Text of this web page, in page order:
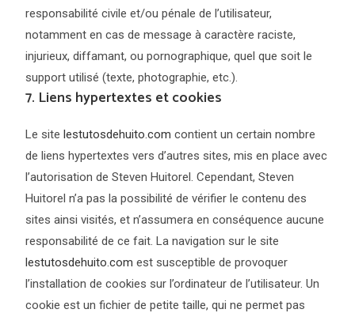
responsabilité civile et/ou pénale de l’utilisateur,
notamment en cas de message à caractère raciste,
injurieux, diffamant, ou pornographique, quel que soit le
support utilisé (texte, photographie, etc.).
7. Liens hypertextes et cookies
Le sitelestutosdehuito.com contient un certain nombre
de liens hypertextes vers d’autres sites, mis en place avec
l’autorisation de Steven Huitorel. Cependant, Steven
Huitorel n’a pas la possibilité de vérifier le contenu des
sites ainsi visités, et n’assumera en conséquence aucune
responsabilité de ce fait. La navigation sur le site
lestutosdehuito.com est susceptible de provoquer
l’installation de cookies sur l’ordinateur de l’utilisateur. Un
cookie est un fichier de petite taille, qui ne permet pas